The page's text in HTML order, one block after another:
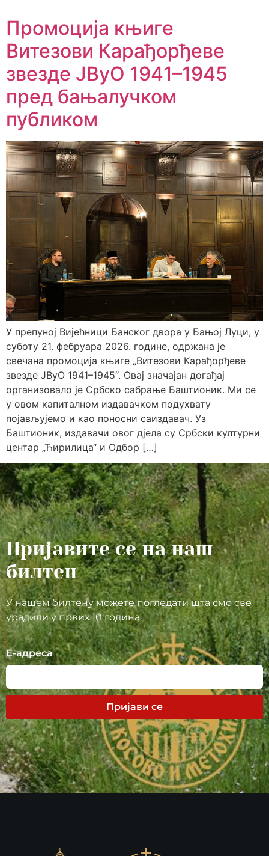
Промоција књиге
Витезови Карађорђеве
звезде ЈВуО 1941–1945
пред бањалучком
публиком
У препуној Вијећници Банског двора у Бањој Луци, у
суботу 21. фебруара 2026. године, одржана је
свечана промоција књиге „Витезови Карађорђеве
звезде ЈВуО 1941–1945“. Овај значајан догађај
организовало је Србско сабрање Баштионик. Ми се
у овом капиталном издавачком подухвату
појављујемо и као поносни саиздавач. Уз
Баштионик, издавачи овог дјела су Србски културни
центар „Ћирилица“ и Одбор […]
Пријавите се на наш
билтен
У нашем билтену можете погледати шта смо све
урадили у првих 10 година
Е-адреса
Пријави се